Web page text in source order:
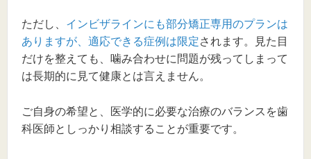
ただし、 インビザラインにも部分矯正専用のプランは
ありますが、適応できる症例は限定されます。見た目
だけを整えても、噛み合わせに問題が残ってしまって
は長期的に見て健康とは言えません。
ご自身の希望と、医学的に必要な治療のバランスを歯
科医師としっかり相談することが重要です。